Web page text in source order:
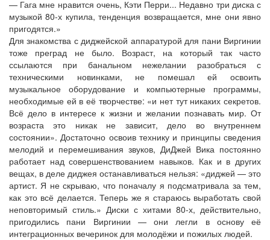
— Гага мне нравится очень, Кэти Перри... Недавно три диска с
музыкой 80-х купила, тенденция возвращается, мне они явно
пригодятся.»
Для знакомства с диджейской аппаратурой для пани Виргинии
тоже преград не было. Возраст, на который так часто
ссылаются при банальном нежелании разобраться с
техническими новинками, не помешал ей освоить
музыкальное оборудование и компьютерные программы,
необходимые ей в её творчестве: «и нет тут никаких секретов.
Всё дело в интересе к жизни и желании познавать мир. От
возраста это никак не зависит, дело во внутреннем
состоянии». Достаточно освоив технику и принципы сведения
мелодий и перемешивания звуков, ДиДжей Вика постоянно
работает над совершенствованием навыков. Как и в других
вещах, в деле диджея останавливаться нельзя: «диджей — это
артист. Я не скрываю, что поначалу я подсматривала за тем,
как это всё делается. Теперь же я стараюсь выработать свой
неповторимый стиль.» Диски с хитами 80-х, действительно,
пригодились пани Виргинии — они легли в основу её
интеграционных вечеринок для молодёжи и пожилых людей.